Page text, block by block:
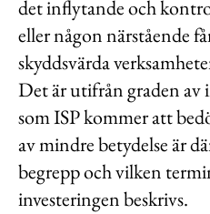
det inflytande och
eller någon närstående
skyddsvärda
Det är utifrån graden
som ISP kommer att
av mindre betydelse är
begrepp och vilken
investeringen beskrivs.